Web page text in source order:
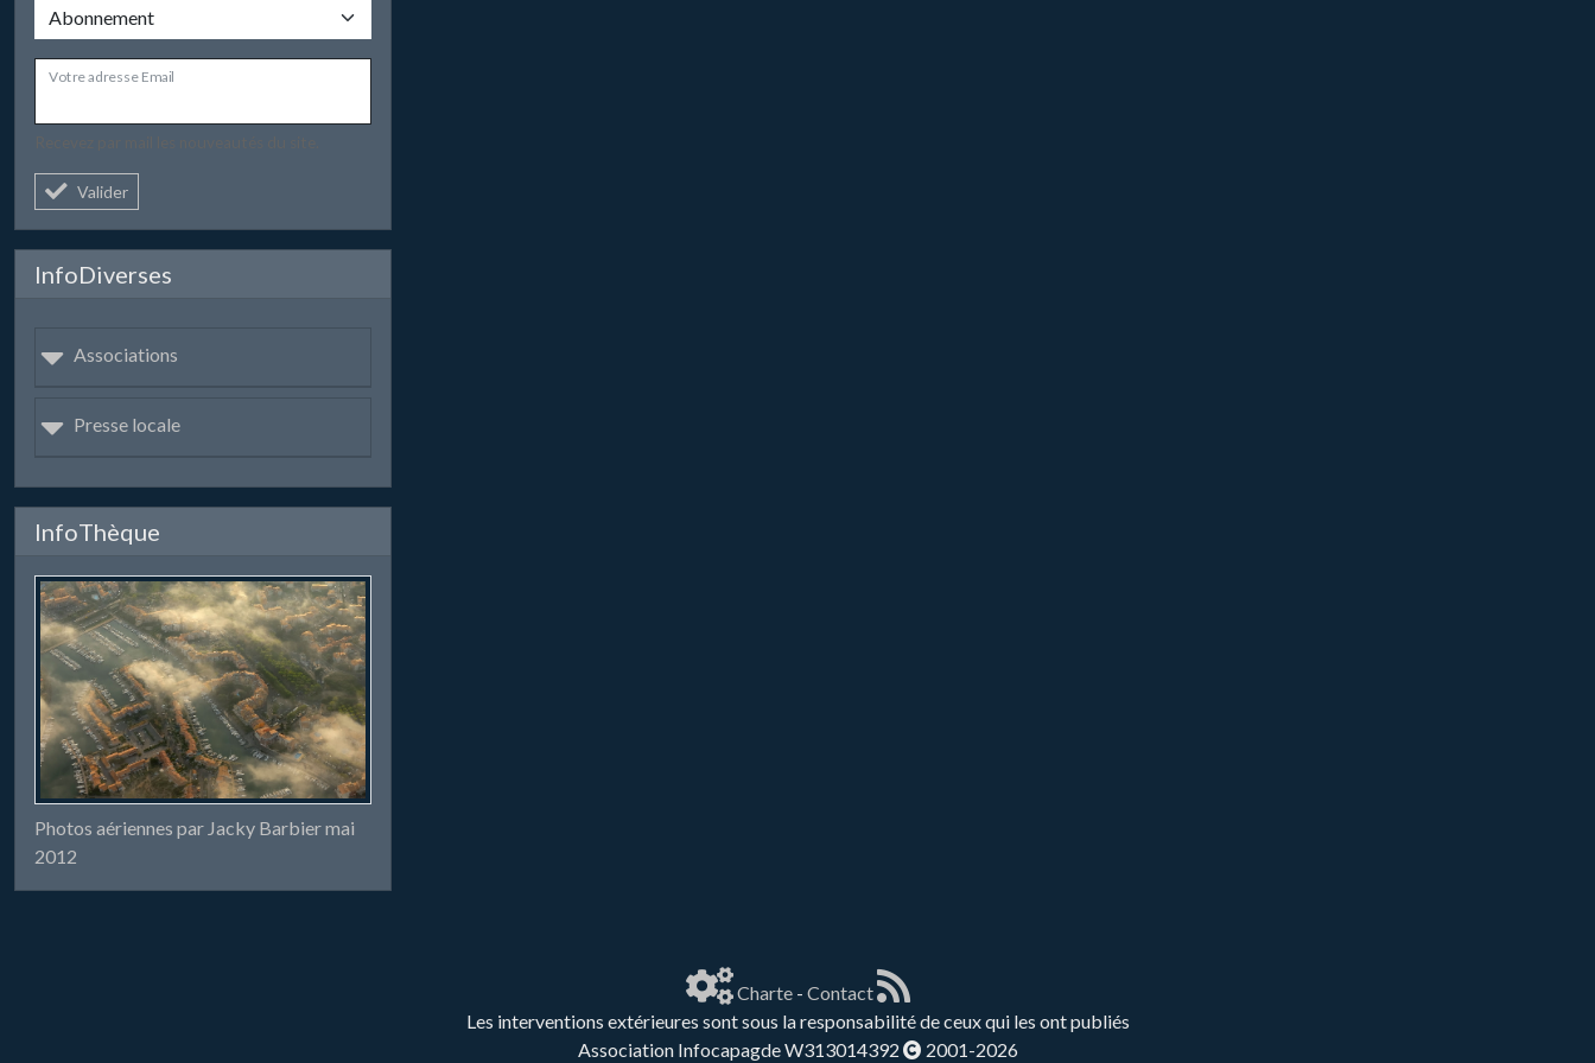
Votre adresse Email
Valider
InfoDiverses
Associations
Presse locale
InfoThèque
Photos aériennes par Jacky Barbier mai
2012
Charte- Contact
Les interventions extérieures sont sous la responsabilité de ceux qui les ont publiés
Association Infocapagde W313014392
2001-2026